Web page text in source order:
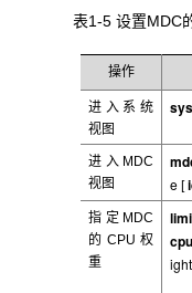
表1-5 设置MDC
操作
进入系统
视图
进入MDC
视图
e[
指定MDC
的CPU权
重